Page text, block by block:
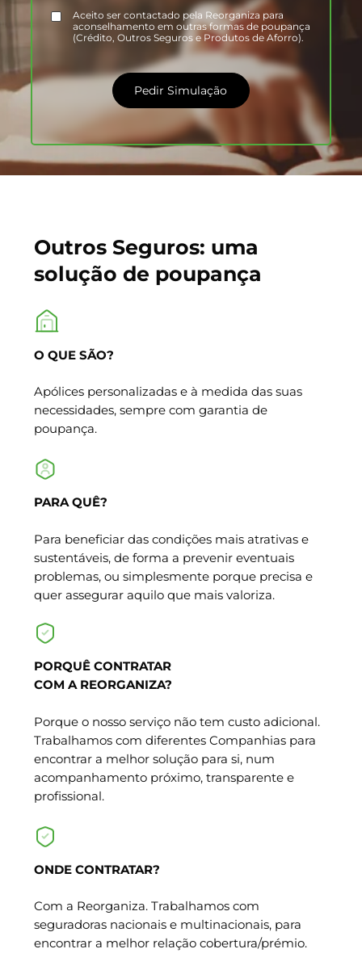
Aceito ser contactado pela Reorganiza para
aconselhamento em outras formas de poupança
(Crédito, Outros Seguros e Produtos de Aforro).
Pedir Simulação
Outros Seguros: uma
solução de poupança
O QUE SÃO?
Apólices personalizadas e à medida das suas
necessidades, sempre com garantia de
poupança.
PARA QUÊ?
Para beneficiar das condições mais atrativas e
sustentáveis, de forma a prevenir eventuais
problemas, ou simplesmente porque precisa e
quer assegurar aquilo que mais valoriza.
PORQUÊ CONTRATAR
COM A REORGANIZA?
Porque o nosso serviço não tem custo adicional.
Trabalhamos com diferentes Companhias para
encontrar a melhor solução para si, num
acompanhamento próximo, transparente e
profissional.
ONDE CONTRATAR?
Com a Reorganiza. Trabalhamos com
seguradoras nacionais e multinacionais, para
encontrar a melhor relação cobertura/prémio.